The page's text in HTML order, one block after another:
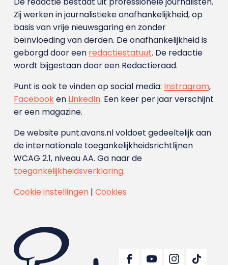
Zij werken in journalistieke onafhankelijkheid, op
basis van vrije nieuwsgaring en zonder
beïnvloeding van derden. De onafhankelijkheid is
geborgd door een redactiestatuut. De redactie
wordt bijgestaan door een Redactieraad.
Punt is ook te vinden op social media: Instragram,
Facebooken LinkedIn. Een keer per jaar verschijnt
er een magazine.
De website punt.avans.nl voldoet gedeeltelijk aan
de internationale toegankelijkheidsrichtlijnen
WCAG 2.1, niveau AA. Ga naar de
toegankelijkheidsverklaring.
Cookie instellingen| Cookies